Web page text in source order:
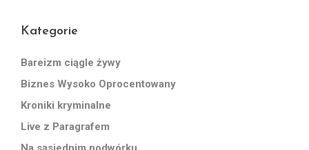
Kategorie
Bareizm ciągle żywy
Biznes Wysoko Oprocentowany
Kroniki kryminalne
Live z Paragrafem